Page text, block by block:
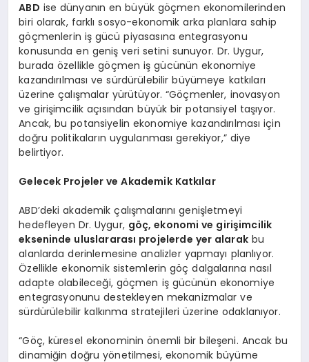
ABD ise dünyanın en büyük göçmen ekonomilerinden
biri olarak, farklı sosyo-ekonomik arka planlara sahip
göçmenlerin iş gücü piyasasına entegrasyonu
konusunda en geniş veri setini sunuyor. Dr. Uygur,
burada özellikle göçmen iş gücünün ekonomiye
kazandırılması ve sürdürülebilir büyümeye katkıları
üzerine çalışmalar yürütüyor. “Göçmenler, inovasyon
ve girişimcilik açısından büyük bir potansiyel taşıyor.
Ancak, bu potansiyelin ekonomiye kazandırılması için
doğru politikaların uygulanması gerekiyor,” diye
belirtiyor.
Gelecek Projeler ve Akademik Katkılar
ABD’deki akademik çalışmalarını genişletmeyi
hedefleyen Dr. Uygur, göç, ekonomi ve girişimcilik
ekseninde uluslararası projelerde yer alarakbu
alanlarda derinlemesine analizler yapmayı planlıyor.
Özellikle ekonomik sistemlerin göç dalgalarına nasıl
adapte olabileceği, göçmen iş gücünün ekonomiye
entegrasyonunu destekleyen mekanizmalar ve
sürdürülebilir kalkınma stratejileri üzerine odaklanıyor.
“Göç, küresel ekonominin önemli bir bileşeni. Ancak bu
dinamiğin doğru yönetilmesi, ekonomik büyüme